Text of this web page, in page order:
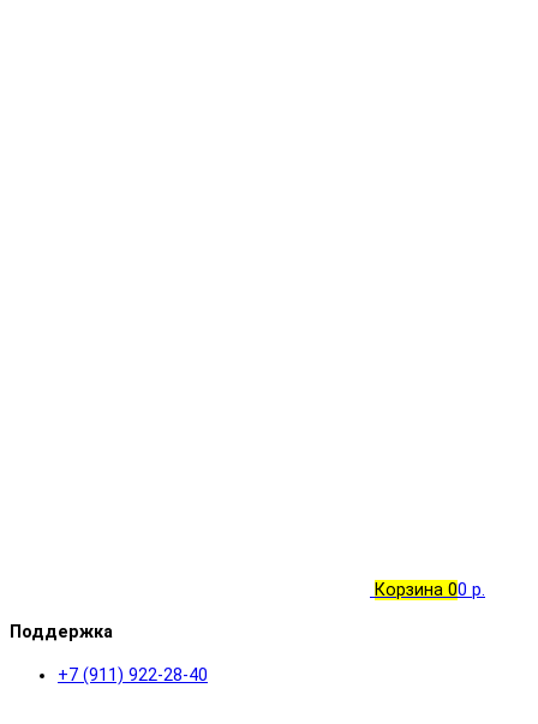
Корзина 00 р.
Поддержка
+7 (911) 922-28-40